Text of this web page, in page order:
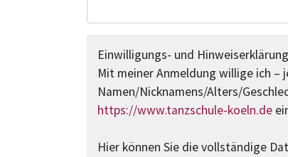
Einwilligungs- und Hinweiserklärung
Mit meiner Anmeldung willige ich
Namen/Nicknamens/Alters/
https://www.tanzschule-koeln.de
Hier können Sie die vollständige